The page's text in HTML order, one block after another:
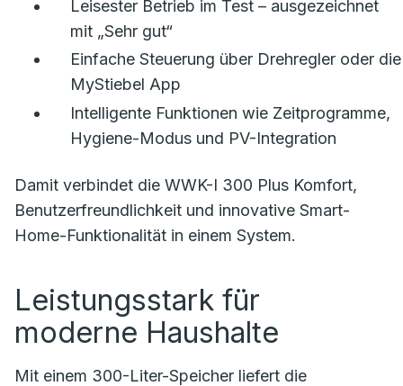
Leisester Betrieb im Test – ausgezeichnet
mit „Sehr gut“
Einfache Steuerung über Drehregler oder die
MyStiebel App
Intelligente Funktionen wie Zeitprogramme,
Hygiene-Modus und PV-Integration
Damit verbindet die WWK-I 300 Plus Komfort,
Benutzerfreundlichkeit und innovative Smart-
Home-Funktionalität in einem System.
Leistungsstark für
moderne Haushalte
Mit einem 300-Liter-Speicher liefert die